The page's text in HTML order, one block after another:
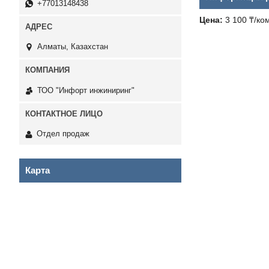
Цена: 3 100 ₸/
+77013148438
Алматы, Казахстан
ТОО "Инфорт инжиниринг"
Отдел продаж
Карта